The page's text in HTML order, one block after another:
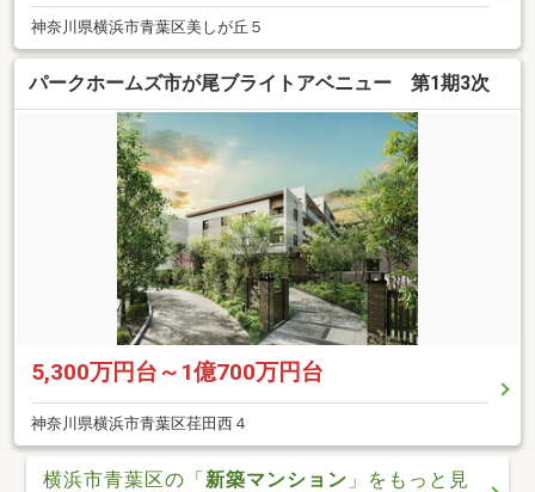
神奈川県横浜市青葉区美しが丘５
パークホームズ市が尾ブライトアベニュー 第1期3次
5,300万円台～1億700万円台
神奈川県横浜市青葉区荏田西４
横浜市青葉区の「新築マンション 」をもっと見